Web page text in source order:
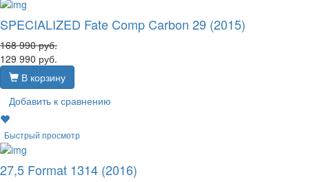
SPECIALIZED Fate Comp Carbon 29 (2015)
168 990руб.
129 990 руб.
В корзину
Добавить к сравнению
Быстрый просмотр
27,5 Format 1314 (2016)